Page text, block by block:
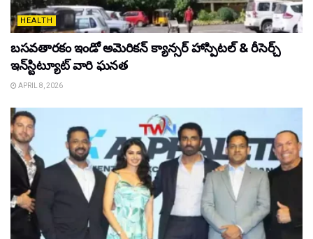
HEALTH
బసవతారకం ఇండో అమెరికన్ క్యాన్సర్ హాస్పిటల్ & రీసెర్చ్
ఇన్‌స్టిట్యూట్ వారి ఘనత
APRIL 8, 2026